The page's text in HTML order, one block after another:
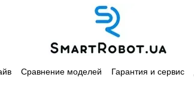
Сравнение моделей Гарантия и сервис